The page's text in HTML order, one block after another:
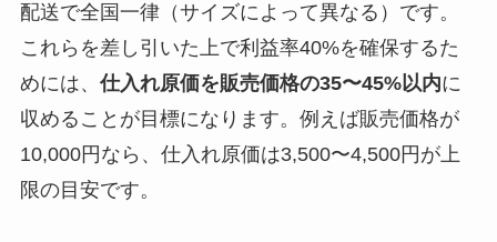
配送で全国一律（サイズによって異なる）です。
これらを差し引いた上で利益率40%を確保するた
めには、 仕入れ原価を販売価格の35〜45%以内に
収めることが目標になります。例えば販売価格が
10,000円なら、仕入れ原価は3,500〜4,500円が上
限の目安です。